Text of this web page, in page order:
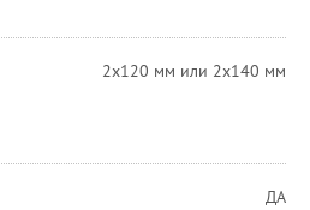
2x120 мм или 2х140 мм
ДА